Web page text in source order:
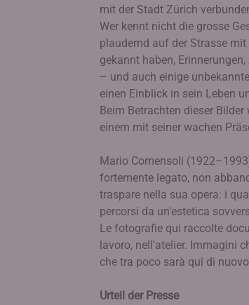
mit der Stadt Zürich
Wer kennt nicht die grosse
plaudernd auf der Strasse
gekannt haben,
– und auch einige
einen Einblick in sein Leben
Beim Betrachten dieser
einem mit seiner wachen
Mario Comensoli
fortemente legato, non
traspare nella sua opera: i
percorsi da un'estetica
Le fotografie qui raccolte
lavoro, nell'atelier. Immagini
che tra poco sarà qui di
Urteil der Presse